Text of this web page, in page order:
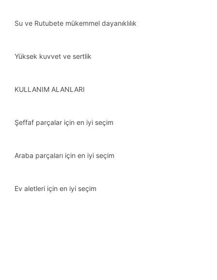
Su ve Rutubete mükemmel dayanıklılık
Yüksek kuvvet ve sertlik
KULLANIM ALANLARI
Şeffaf parçalar için en iyi seçim
Araba parçaları için en iyi seçim
Ev aletleri için en iyi seçim